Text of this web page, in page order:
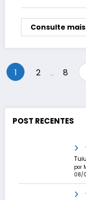
Consulte
Paginação
1 2 … 8
POST RECENTES
por
08/